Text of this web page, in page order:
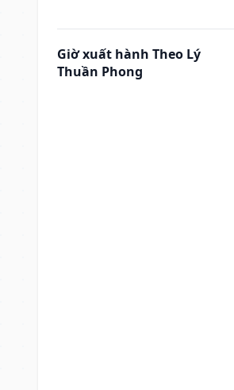
Giờ xuất hành Theo Lý
Thuần Phong